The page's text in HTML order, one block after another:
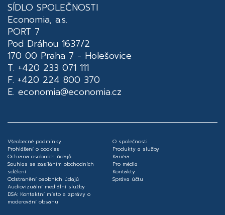
SÍDLO SPOLEČNOSTI
Economia, a.s.
PORT 7
Pod Dráhou 1637/2
170 00 Praha 7 - Holešovice
T. +420 233 071 111
F. +420 224 800 370
E. economia@economia.cz
Všeobecné podmínky
Prohlášení o cookies
Ochrana osobních údajů
Souhlas se zasíláním obchodních
sdělení
Odstranění osobních údajů
Audiovizuální mediální služby
DSA: Kontaktní místo a zprávy o
moderování obsahu
O společnosti
Produkty a služby
Kariéra
Pro média
Kontakty
Správa účtu